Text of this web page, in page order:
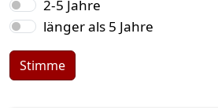
2-5 Jahre
länger als 5 Jahre
Stimme